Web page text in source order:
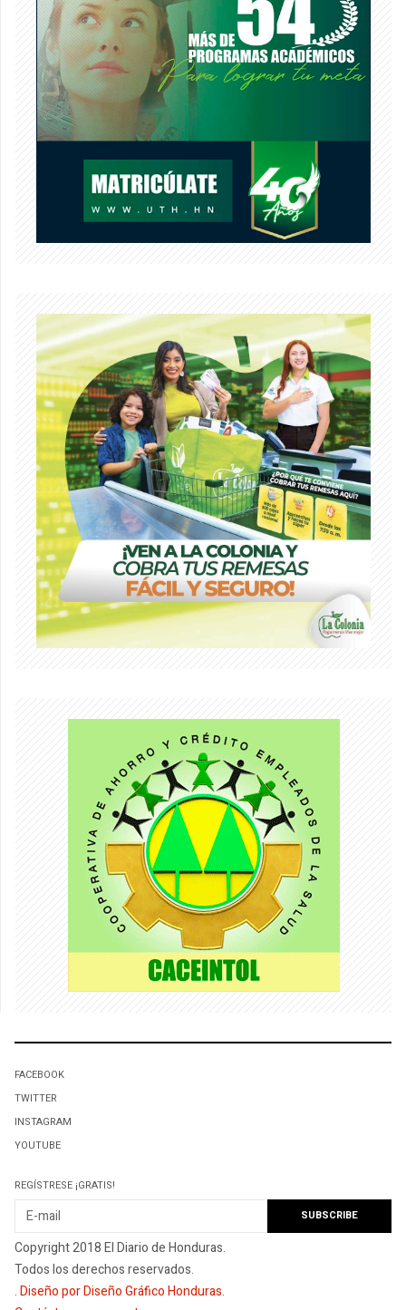
FACEBOOK
TWITTER
INSTAGRAM
YOUTUBE
REGÍSTRESE ¡GRATIS!
Copyright 2018 El Diario de Honduras.
Todos los derechos reservados.
.Diseño por Diseño Gráfico Honduras.